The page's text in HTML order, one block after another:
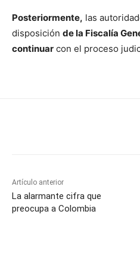
Posteriormente, las
disposición de la Fiscalía
continuar con el proceso
Artículo anterior
La alarmante cifra que
preocupa a Colombia